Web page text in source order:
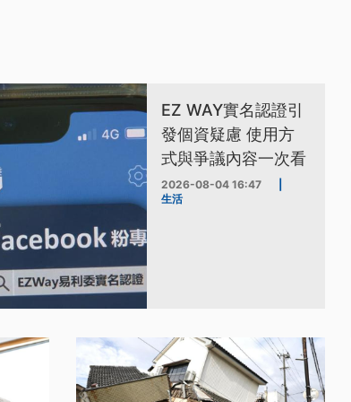
EZ WAY實名認證引
發個資疑慮 使用方
式與爭議內容一次看
2026-08-04 16:47
生活